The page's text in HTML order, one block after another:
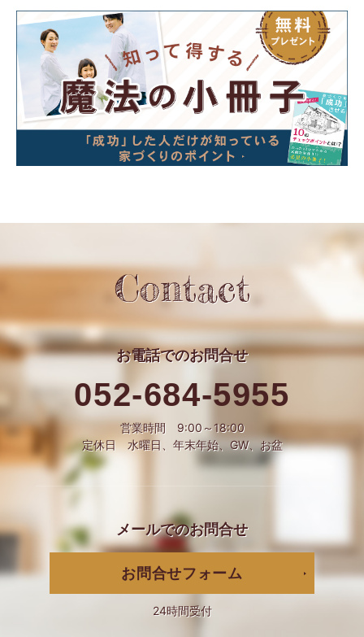
Contact
お電話でのお問合せ
052-684-5955
営業時間 9:00～18:00
定休日 水曜日、年末年始、GW、お盆
メールでのお問合せ
お問合せフォーム
24時間受付